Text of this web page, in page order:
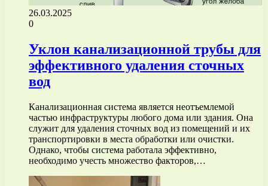
26.03.2025
0
Уклон канализационной трубы для
эффективного удаления сточных
вод
Канализационная система является неотъемлемой
частью инфраструктуры любого дома или здания. Она
служит для удаления сточных вод из помещений и их
транспортировки в места обработки или очистки.
Однако, чтобы система работала эффективно,
необходимо учесть множество факторов,…